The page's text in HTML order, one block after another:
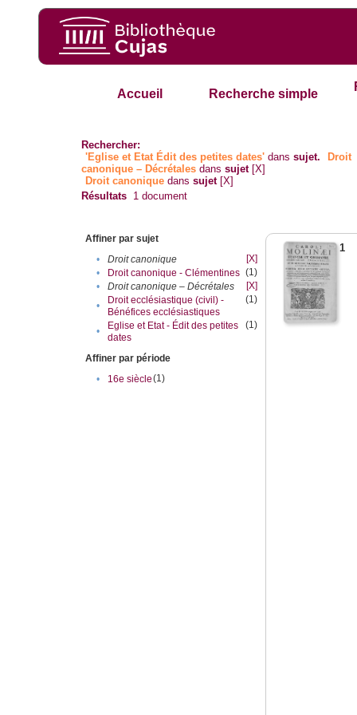
Accueil Recherche simple
Rechercher:
'Eglise et Etat Édit des petites dates' danssujet.
Droit
canonique – Décrétales danssujet [X]
Droit canonique danssujet [X]
Résultats 1 document
Affiner par sujet
•
Droit canonique
[X]
•
Droit canonique - Clémentines (1)
•
Droit canonique – Décrétales
[X]
•
Droit ecclésiastique (civil) -
Bénéfices ecclésiastiques
(1)
•
Eglise et Etat - Édit des petites
dates
(1)
Affiner par période
•
16e siècle(1)
1